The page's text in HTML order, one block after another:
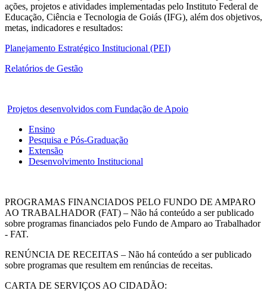
ações, projetos e atividades implementadas pelo Instituto Federal de
Educação, Ciência e Tecnologia de Goiás (IFG), além dos objetivos,
metas, indicadores e resultados:
Planejamento Estratégico Institucional (PEI)
Relatórios de Gestão
Projetos desenvolvidos com Fundação de Apoio
Ensino
Pesquisa e Pós-Graduação
Extensão
Desenvolvimento Institucional
PROGRAMAS FINANCIADOS PELO FUNDO DE AMPARO
AO TRABALHADOR (FAT) – Não há conteúdo a ser publicado
sobre programas financiados pelo Fundo de Amparo ao Trabalhador
- FAT.
RENÚNCIA DE RECEITAS – Não há conteúdo a ser publicado
sobre programas que resultem em renúncias de receitas.
CARTA DE SERVIÇOS AO CIDADÃO: